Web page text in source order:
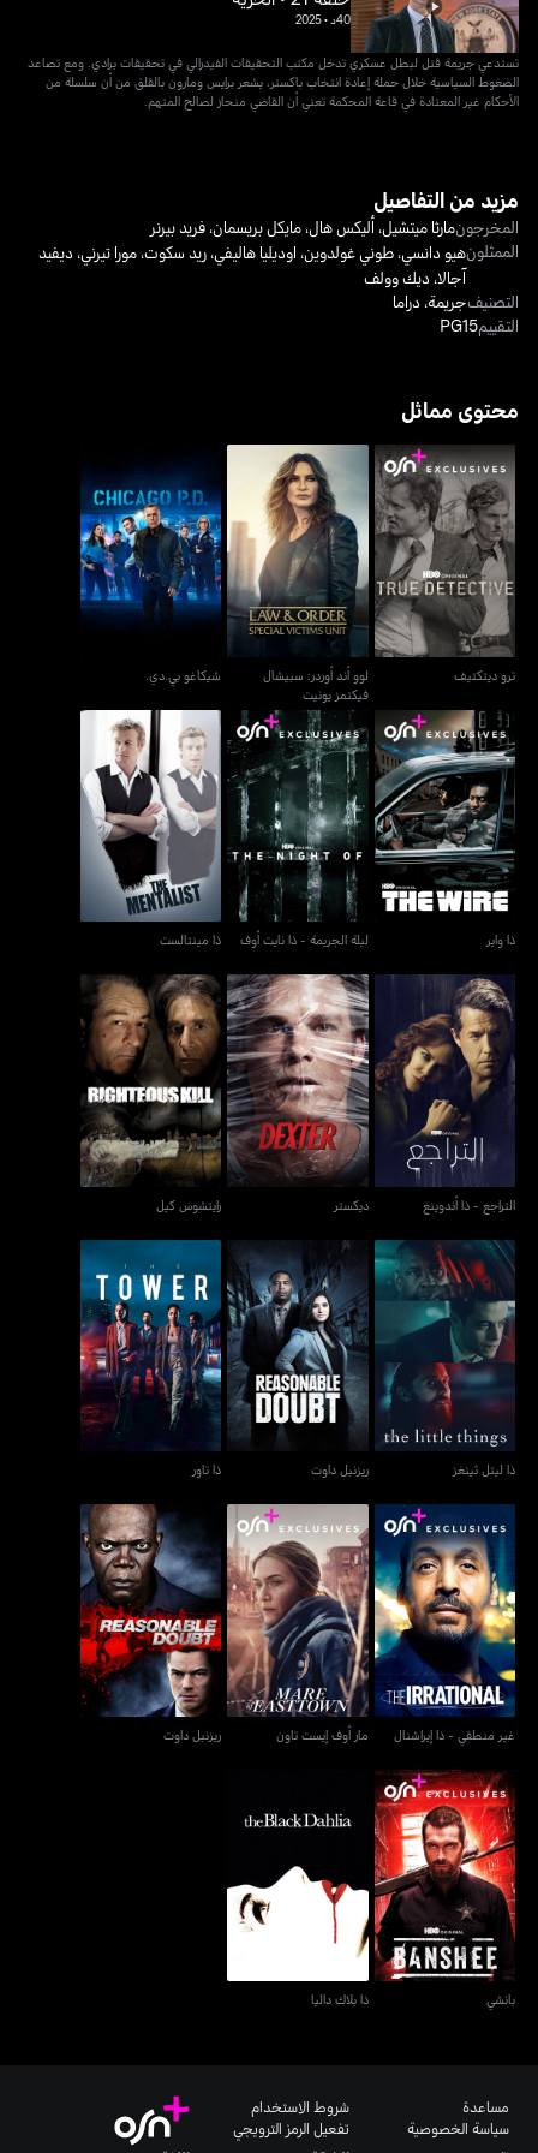
40د •
2025
تستدعي جريمة قتل لبطل عسكري تدخل مكتب التحقيقات الفيدرالي في تحقيقات برادي. ومع تصاعد
الضغوط السياسية خلال حملة إعادة انتخاب باكستر، يشعر برايس ومارون بالقلق من أن سلسلة من
الأحكام غير المعتادة في قاعة المحكمة تعني أن القاضي منحاز لصالح المتهم.
مزيد من التفاصيل
المخرجونمارثا ميتشيل،أليكس هال،مايكل بريسمان،فريد بيرنر
الممثلونهيو دانسي،طوني غولدوين، اوديليا هاليفي،ريد سكوت،مورا تيرني، ديفيد
آجالا، ديك وولف
التصنيفجريمة، دراما
التقييمPG15
محتوى مماثل
ترو ديتكتيف
ترو ديتكتيف
لوو أند أوردر: سبيشال
فيكتمز يونيت
لوو أند أوردر: سبيشال
فيكتمز يونيت
شيكاغو بي.دي.
شيكاغو بي.دي.
ذا واير
ذا واير
ليلة الجريمة - ذا نايت أوف
ليلة الجريمة - ذا نايت أوف
ذا مينتالست
ذا مينتالست
التراجع - ذا أندوينغ
التراجع - ذا أندوينغ
ديكستر
ديكستر
رايتشوس كيل
رايتشوس كيل
ذا ليتل ثينغز
ذا ليتل ثينغز
ريزنبل داوت
ريزنبل داوت
ذا تاور
ذا تاور
غير منطقي - ذا إيراشنال
غير منطقي - ذا إيراشنال
مار أوف إيست تاون
مار أوف إيست تاون
ريزنبل داوت
ريزنبل داوت
بانشي
بانشي
ذا بلاك داليا
ذا بلاك داليا
مساعدة
سياسة الخصوصية
شروط الاستخدام
تفعيل الرمز الترويجي